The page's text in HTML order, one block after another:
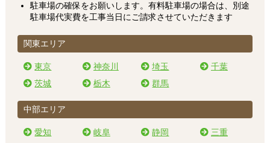
駐車場の確保をお願いします。有料駐車場の場合は、別途
駐車場代実費を工事当日にご請求させていただきます
関東エリア
東京 神奈川 埼玉
千葉
茨城
栃木 群馬
中部エリア
愛知 岐阜 静岡
三重